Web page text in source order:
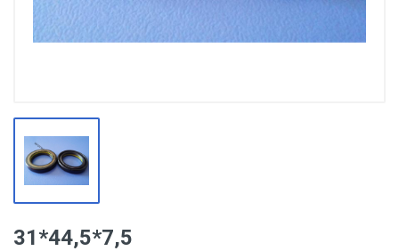
31*44,5*7,5